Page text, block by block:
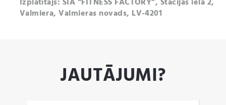
Valmiera, Valmieras novads, LV-4201
JAUTĀJUMI?